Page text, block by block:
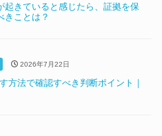
起きていると感じたら、証拠を保
きことは？
2026年7月22日
方法で確認すべき判断ポイント｜